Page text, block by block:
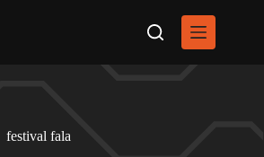
festival fala